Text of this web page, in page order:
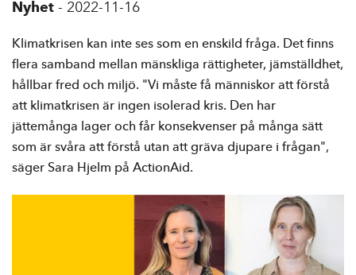
Nyhet - 2022-11-16
Klimatkrisen kan inte ses som en enskild fråga. Det finns
flera samband mellan mänskliga rättigheter, jämställdhet,
hållbar fred och miljö. "Vi måste få människor att förstå
att klimatkrisen är ingen isolerad kris. Den har
jättemånga lager och får konsekvenser på många sätt
som är svåra att förstå utan att gräva djupare i frågan",
säger Sara Hjelm på ActionAid.